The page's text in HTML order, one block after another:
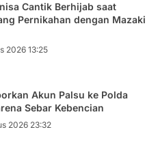
Cantik Berhijab saat
Pernikahan dengan Mazaki
2026 13:25
Akun Palsu ke Polda
Sebar Kebencian
2026 23:32